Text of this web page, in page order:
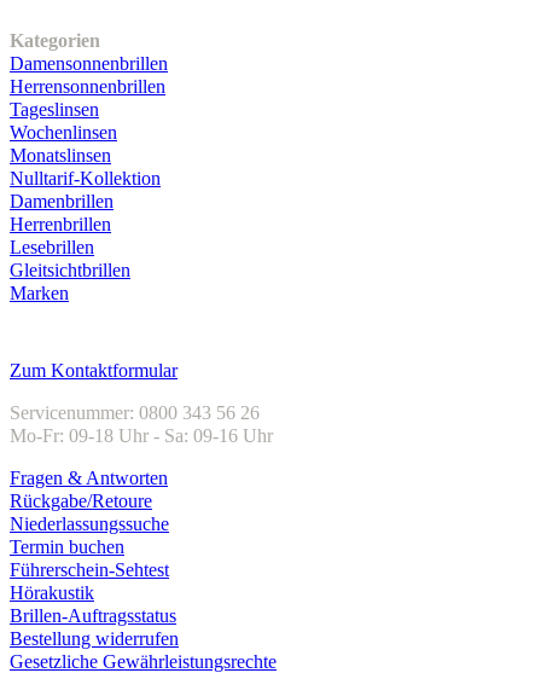
Kategorien
Damensonnenbrillen
Herrensonnenbrillen
Tageslinsen
Wochenlinsen
Monatslinsen
Nulltarif-Kollektion
Damenbrillen
Herrenbrillen
Lesebrillen
Gleitsichtbrillen
Marken
Zum Kontaktformular
Servicenummer: 0800 343 56 26
Mo-Fr: 09-18 Uhr - Sa: 09-16 Uhr
Fragen & Antworten
Rückgabe/Retoure
Niederlassungssuche
Termin buchen
Führerschein-Sehtest
Hörakustik
Brillen-Auftragsstatus
Bestellung widerrufen
Gesetzliche Gewährleistungsrechte